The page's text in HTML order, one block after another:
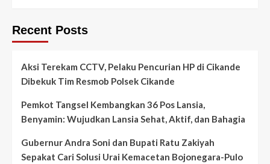
Recent Posts
Aksi Terekam CCTV, Pelaku Pencurian HP di Cikande
Dibekuk Tim Resmob Polsek Cikande
Pemkot Tangsel Kembangkan 36 Pos Lansia,
Benyamin: Wujudkan Lansia Sehat, Aktif, dan Bahagia
Gubernur Andra Soni dan Bupati Ratu Zakiyah
Sepakat Cari Solusi Urai Kemacetan Bojonegara-Pulo